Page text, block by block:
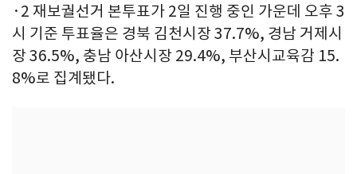
·2 재보궐선거 본투표가 2일 진행 중인 가운데 오후 3
시 기준 투표율은 경북 김천시장 37.7%, 경남 거제시
장 36.5%, 충남 아산시장 29.4%, 부산시교육감 15.
8%로 집계됐다.